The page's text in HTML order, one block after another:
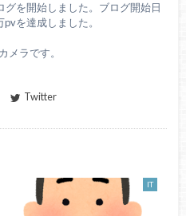
グを開始しました。ブログ開始日
を達成しました。
メラです。
Twitter
IT